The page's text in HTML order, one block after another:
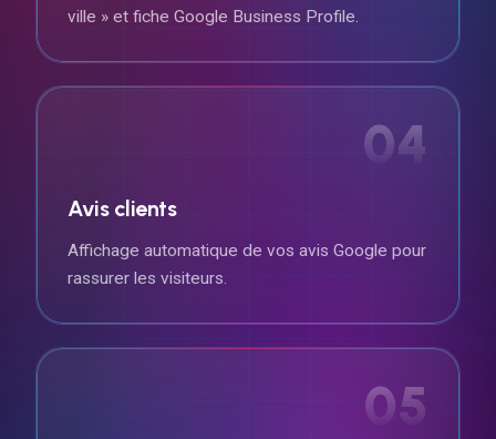
ville » et fiche Google Business Profile.
04
Avis clients
Affichage automatique de vos avis Google pour
rassurer les visiteurs.
05